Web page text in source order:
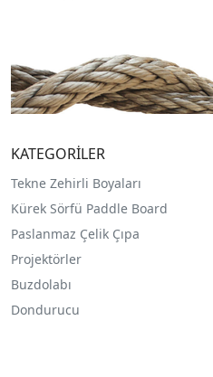
KATEGORİLER
Tekne Zehirli Boyaları
Kürek Sörfü Paddle Board
Paslanmaz Çelik Çıpa
Projektörler
Buzdolabı
Dondurucu